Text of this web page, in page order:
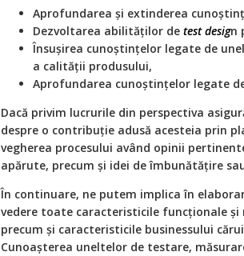
Aprofundarea și extinderea
Dezvoltarea abilităților de test design
Însușirea cunoștințelor legate de
a calității produsului,
Aprofundarea cunoștințelor legate
Dacă privim lucrurile din perspectiva
despre o contribuție adusă acesteia prin
vegherea procesului având opinii
apărute, precum și idei de îmbunătățire
În continuare, ne putem implica în
vedere toate caracteristicile funcționale
precum și caracteristicile businessului
Cunoașterea uneltelor de testare,